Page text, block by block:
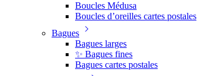
Boucles Médusa
Boucles d’oreilles cartes postales
Bagues
Bagues larges
✨ Bagues fines
Bagues cartes postales